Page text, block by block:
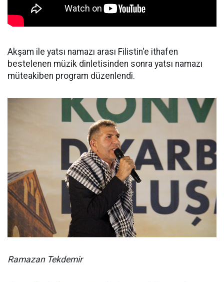
Akşam ile yatsı namazı arası Filistin'e ithafen
bestelenen müzik dinletisinden sonra yatsı namazı
müteakiben program düzenlendi.
Ramazan Tekdemir